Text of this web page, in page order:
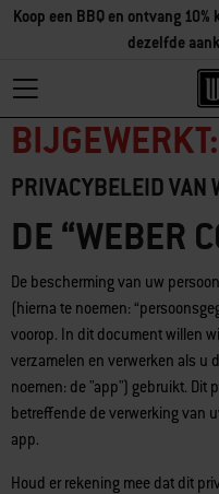
Koop een BBQ en ontvang
dezelfde
PRIVACYBELEID VAN
DE “WEBER
De bescherming van uw
(hierna te noemen:
voorop. In dit document willen
verzamelen en verwerken als u
noemen: de "app") gebruikt. Dit
betreffende de verwerking van
app.
Houd er rekening mee dat dit